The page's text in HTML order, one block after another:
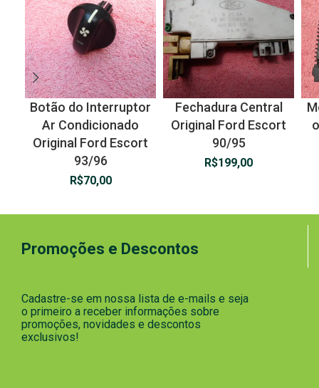
Botão do Interruptor
Ar Condicionado
Original Ford Escort
93/96
R$70,00
Fechadura Central
Original Ford Escort
90/95
R$199,00
Promoções e Descontos
Cadastre-se em nossa lista de e-mails e seja
o primeiro a receber informações sobre
promoções, novidades e descontos
exclusivos!